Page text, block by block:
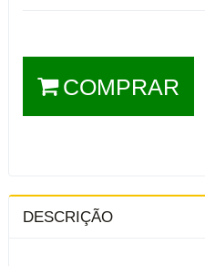
COMPRAR
DESCRIÇÃO